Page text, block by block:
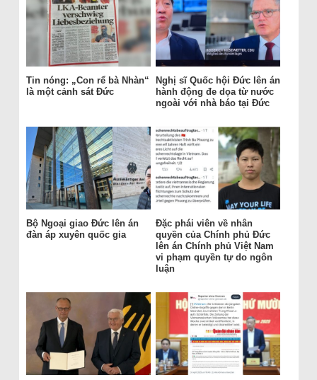
Tin nóng: „Con rể bà Nhàn“
là một cảnh sát Đức
Nghị sĩ Quốc hội Đức lên án
hành động đe dọa từ nước
ngoài với nhà báo tại Đức
Bộ Ngoại giao Đức lên án
đàn áp xuyên quốc gia
Đặc phái viên về nhân
quyền của Chính phủ Đức
lên án Chính phủ Việt Nam
vi phạm quyền tự do ngôn
luận